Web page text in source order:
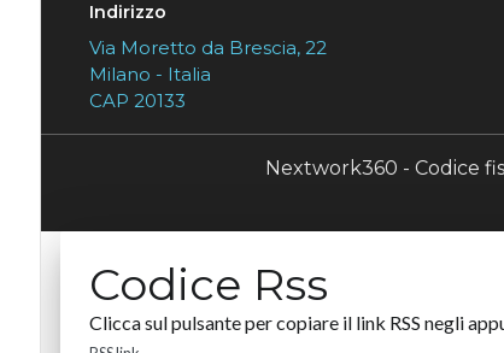
Indirizzo
Via Moretto da Brescia, 22
Milano - Italia
CAP 20133
Nextwork360 - Codice
Codice Rss
Clicca sul pulsante per copiare il link RSS negli